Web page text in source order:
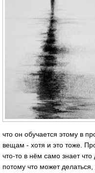
что он обучается этому в
вещам - хотя и это тоже.
что-то в нём само знает
потому что может